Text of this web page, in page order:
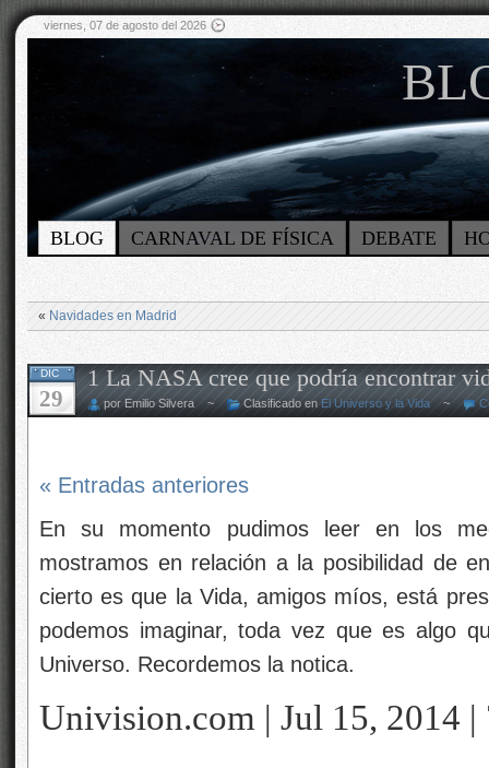
viernes, 07 de agosto del 2026
BLOG CARNAVAL DE FÍSICA DEBATE
« Navidades en Madrid
DIC
29
1 La NASA cree que podría encontrar
por Emilio Silvera ~ Clasificado en El Universo y la Vida~
« Entradas anteriores
En su momento pudimos leer en los
mostramos en relación a la posibilidad de
cierto es que la Vida, amigos míos, está
podemos imaginar, toda vez que es algo
Universo. Recordemos la notica.
Univision.com | Jul 15, 2014 |